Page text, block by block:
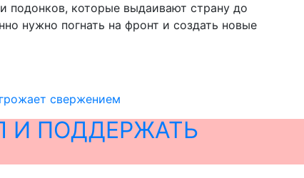
подонков, которые выдаивают страну до
нужно погнать на фронт и создать новые
свержением
И ПОДДЕРЖАТЬ